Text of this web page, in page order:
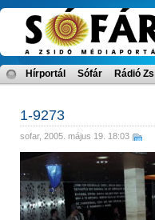
Hírportál Sófár Rádió Zs
1-9273
sofar, 2005. május 19. 18:03